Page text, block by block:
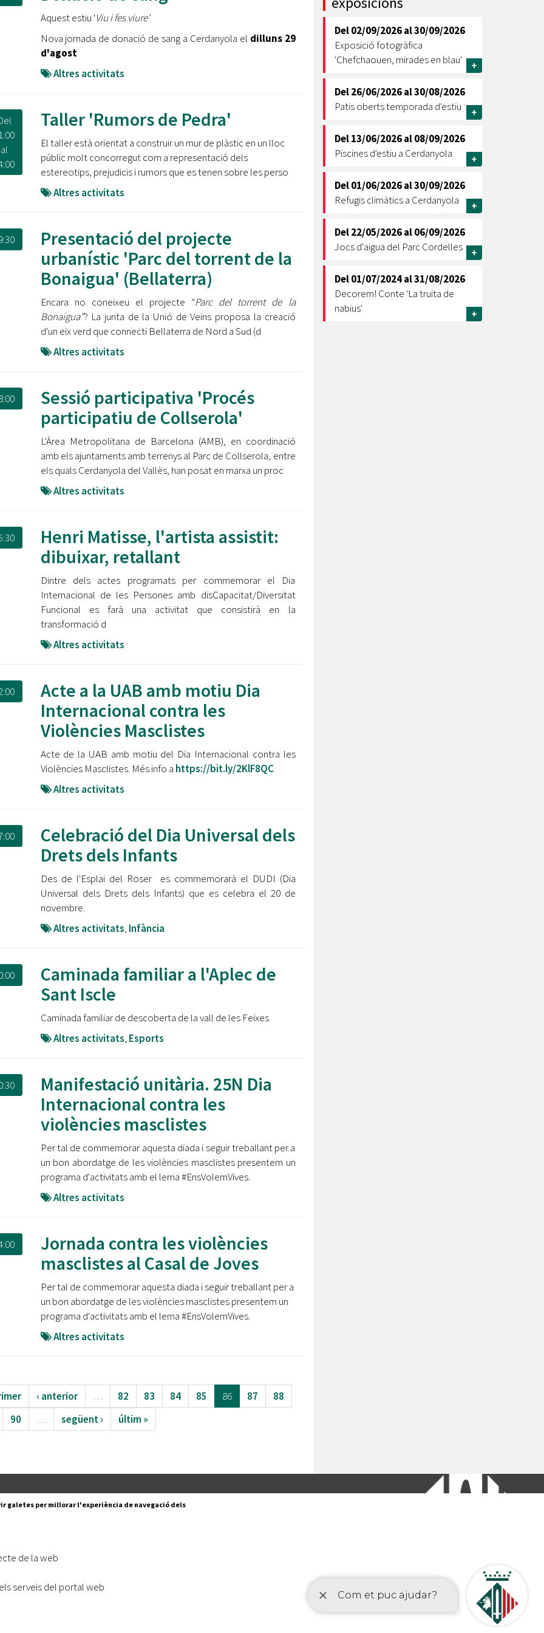
Ètica i Integritat
Retiment de Comptes
Dades Obertes
Catàleg de Serveis i Tràmits
Oberta la convocatòria d'Ajuts per a l'autoocupació
jove 2026
Cerdanyola opta a més de 5 milions d'euros del Pla de
Barris per transformar les Fontetes, Quatre Cantons i
l'entorn de l'avinguda Catalunya
l'eclipsi solar
Entitats
Equipaments
Mercats Municipals
Webs Municipals
Aquest estiu 'Viu i fes viure'
Nova jornada de donació de sang a Cerdanyola el dilluns 29
d'agost
Altres activitats
al
Taller 'Rumors de Pedra'
El taller està orientat a construir un mur de plàstic en un lloc
públic molt concorregut com a representació dels
estereotips, prejudicis i rumors que es tenen sobre les perso
Altres activitats
Presentació del projecte
urbanístic 'Parc del torrent de la
Bonaigua' (Bellaterra)
Encara no coneixeu el projecte "Parc del torrent de la
Bonaigua"? La junta de la Unió de Veïns proposa la creació
d'un eix verd que connecti Bellaterra de Nord a Sud (d
Altres activitats
Sessió participativa 'Procés
participatiu de Collserola'
L'Àrea Metropolitana de Barcelona (AMB), en coordinació
amb els ajuntaments amb terrenys al Parc de Collserola, entre
els quals Cerdanyola del Vallès, han posat en marxa un proc
Altres activitats
Henri Matisse, l'artista assistit:
dibuixar, retallant
Dintre dels actes programats per commemorar el Dia
Internacional de les Persones amb disCapacitat/Diversitat
Funcional es farà una activitat que consistirà en la
transformació d
Altres activitats
Acte a la UAB amb motiu Dia
Internacional contra les
Violències Masclistes
Acte de la UAB amb motiu del Dia Internacional contra les
Violències Masclistes. Més info a https://bit.ly/2KlF8QC
Altres activitats
Celebració del Dia Universal dels
Drets dels Infants
Des de l'Esplai del Roser es commemorarà el DUDI (Dia
Universal dels Drets dels Infants) que es celebra el 20 de
novembre.
Altres activitats, Infància
Caminada familiar a l'Aplec de
Sant Iscle
Caminada familiar de descoberta de la vall de les Feixes
Altres activitats, Esports
Manifestació unitària. 25N Dia
Internacional contra les
violències masclistes
Per tal de commemorar aquesta diada i seguir treballant per a
un bon abordatge de les violències masclistes presentem un
programa d'activitats amb el lema #EnsVolemVives.
Altres activitats
Jornada contra les violències
masclistes al Casal de Joves
Per tal de commemorar aquesta diada i seguir treballant per a
un bon abordatge de les violències masclistes presentem un
programa d'activitats amb el lema #EnsVolemVives.
Altres activitats
‹ anterior … 82 83 84 85 86 87
88
90
… següent › últim »
Del02/09/2026al30/09/2026
Exposició fotogràfica
'Chefchaouen, mirades en blau'
+
Del26/06/2026al30/08/2026
Patis oberts temporada d'estiu
+
Del13/06/2026al08/09/2026
Piscines d'estiu a Cerdanyola
+
Del01/06/2026al30/09/2026
Refugis climàtics a Cerdanyola
+
Del22/05/2026al06/09/2026
Jocs d'aigua del Parc Cordelles
+
Del01/07/2024al31/08/2026
Decorem! Conte 'La truita de
nabius'
+
Layret, s/n
Segueix-nos a:
galetes per millorar l'experiència de navegació dels
de la web
serveis del portal web